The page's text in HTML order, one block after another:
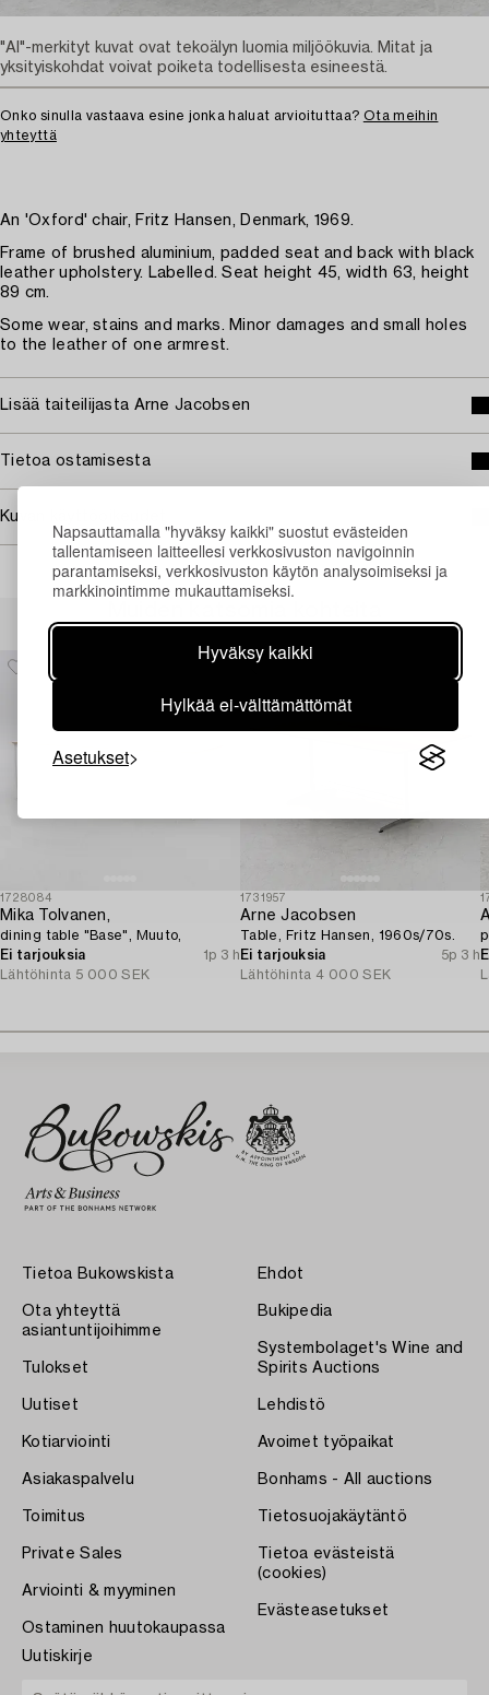
Napsauttamalla "hyväksy kaikki" suostut evästeiden
tallentamiseen laitteellesi verkkosivuston navigoinnin
parantamiseksi, verkkosivuston käytön analysoimiseksi ja
markkinointimme mukauttamiseksi.
Hyväksy kaikki
Hylkää ei-välttämättömät
Asetukset
Onko sinulla vastaava esine jonka haluat arvioituttaa? Ota meihin
yhteyttä
An 'Oxford' chair, Fritz Hansen, Denmark, 1969.
Frame of brushed aluminium, padded seat and back with black
leather upholstery. Labelled. Seat height 45, width 63, height
89 cm.
Some wear, stains and marks. Minor damages and small holes
to the leather of one armrest.
Lisää taiteilijasta Arne Jacobsen
Tietoa ostamisesta
Kuvan käyttöoikeudet
"AI"-merkityt kuvat ovat tekoälyn luomia miljöökuvia. Mitat ja
yksityiskohdat voivat poiketa todellisesta esineestä.
1728084
Mika Tolvanen,
dining table "Base", Muuto,
Ei tarjouksia
1p 3 h
Lähtöhinta 5 000 SEK
1731957
Arne Jacobsen
Table, Fritz Hansen, 1960s/70s.
Ei tarjouksia
5p 3 h
Lähtöhinta 4 000 SEK
Tietoa Bukowskista
Ota yhteyttä
asiantuntijoihimme
Tulokset
Uutiset
Kotiarviointi
Asiakaspalvelu
Toimitus
Private Sales
Arviointi & myyminen
Ostaminen huutokaupassa
Ehdot
Bukipedia
Systembolaget's Wine and
Spirits Auctions
Lehdistö
Avoimet työpaikat
Bonhams - All auctions
Tietosuojakäytäntö
Tietoa evästeistä
(cookies)
Evästeasetukset
Uutiskirje